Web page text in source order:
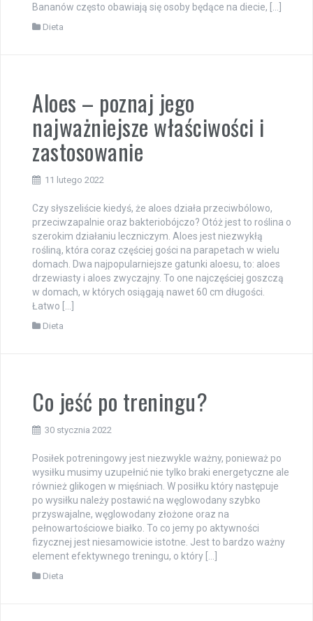
Bananów często obawiają się osoby będące na diecie, […]
Dieta
Aloes – poznaj jego
najważniejsze właściwości i
zastosowanie
11 lutego 2022
Czy słyszeliście kiedyś, że aloes działa przeciwbólowo,
przeciwzapalnie oraz bakteriobójczo? Otóż jest to roślina o
szerokim działaniu leczniczym. Aloes jest niezwykłą
rośliną, która coraz częściej gości na parapetach w wielu
domach. Dwa najpopularniejsze gatunki aloesu, to: aloes
drzewiasty i aloes zwyczajny. To one najczęściej goszczą
w domach, w których osiągają nawet 60 cm długości.
Łatwo […]
Dieta
Co jeść po treningu?
30 stycznia 2022
Posiłek potreningowy jest niezwykle ważny, ponieważ po
wysiłku musimy uzupełnić nie tylko braki energetyczne ale
również glikogen w mięśniach. W posiłku który następuje
po wysiłku należy postawić na węglowodany szybko
przyswajalne, węglowodany złożone oraz na
pełnowartościowe białko. To co jemy po aktywności
fizycznej jest niesamowicie istotne. Jest to bardzo ważny
element efektywnego treningu, o który […]
Dieta